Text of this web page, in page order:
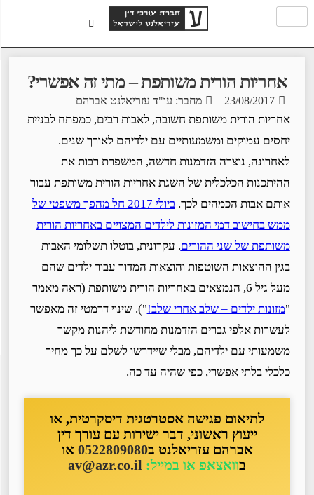
אחריות הורית משותפת – מתי זה אפשרי?
23/08/2017 מחבר: עו"ד עזריאלנט אברהם
אחריות הורית משותפת חשובה, לאבות רבים, כמפתח לבניית
יחסים עמוקים ומשמעותיים עם ילדיהם לאורך שנים.
לאחרונה, נוצרה הזדמנות חדשה, המשפרת רבות את
ההיתכנות הכלכלית של השגת אחריות הורית משותפת עבור
אותם אבות הכמהים לכך.
ביולי 2017 חל מהפך משפטי של
ממש בחישוב דמי המזונות לילדים המצויים באחריות הורית
משותפת של שני ההורים. עקרונית, בוטלו תשלומי האבות
בגין ההוצאות השוטפות והוצאות המדור עבור ילדים שהם
מעל גיל 6, הנמצאים באחריות הורית משותפת (ראה מאמר
מזונות ילדים – שלב אחרי שלב!"). שינוי דרמטי זה מאפשר
לעשרות אלפי גברים הזדמנות מחודשת ליהנות מקשר
משמעותי עם ילדיהם, מבלי שיידרשו לשלם על כך מחיר
כלכלי בלתי אפשרי, כפי שהיה עד כה.
לתיאום פגישה אסטרטגית דיסקרטית, או
ייעוץ ראשוני, דבר ישירות עם עורך דין
אברהם עזריאלנט ב0522809080או
בוואצאפ או במייל:av@azr.co.il